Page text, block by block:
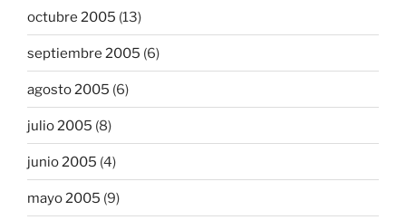
octubre 2005 (13)
septiembre 2005 (6)
agosto 2005 (6)
julio 2005 (8)
junio 2005 (4)
mayo 2005 (9)